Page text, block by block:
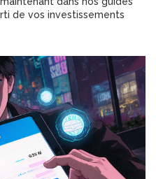
de vos investissements